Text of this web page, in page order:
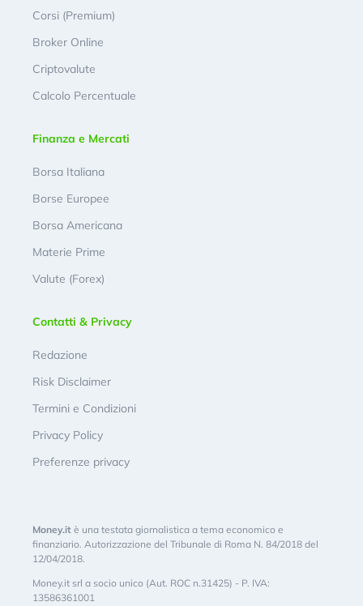
Corsi (Premium)
Broker Online
Criptovalute
Calcolo Percentuale
Finanza e Mercati
Borsa Italiana
Borse Europee
Borsa Americana
Materie Prime
Valute (Forex)
Contatti & Privacy
Redazione
Risk Disclaimer
Termini e Condizioni
Privacy Policy
Preferenze privacy
Money.it è una testata giornalistica a tema economico e
finanziario. Autorizzazione del Tribunale di Roma N. 84/2018 del
12/04/2018.
Money.it srl a socio unico (Aut. ROC n.31425) - P. IVA:
13586361001